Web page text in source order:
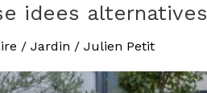
idees alternatives
/ Jardin / Julien Petit